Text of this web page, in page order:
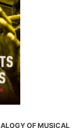
OF MUSICAL